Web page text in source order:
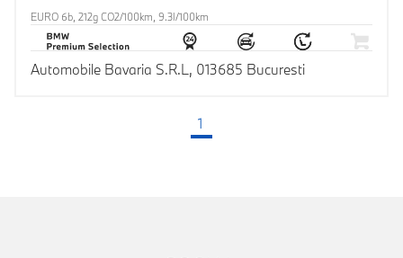
EURO 6b, 212g CO2/100km, 9.3l/100km
Automobile Bavaria S.R.L, 013685 Bucuresti
1